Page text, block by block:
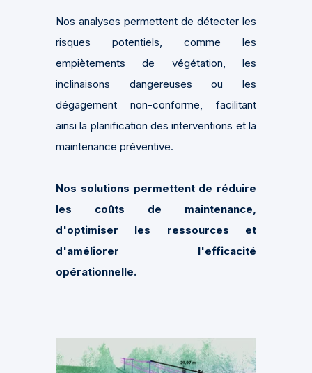
Nos analyses permettent de détecter les
risques potentiels, comme les
empiètements de végétation, les
inclinaisons dangereuses ou les
dégagement non-conforme, facilitant
ainsi la planification des interventions et la
maintenance préventive.
Nos solutions permettent de réduire
les coûts de maintenance,
d'optimiser les ressources et
d'améliorer l'efficacité
opérationnelle.